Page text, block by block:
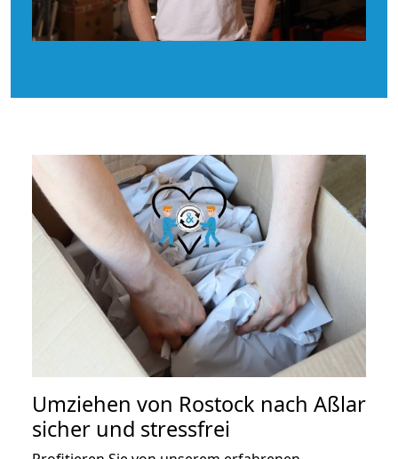
Umziehen von Rostock nach Aßlar
sicher und stressfrei